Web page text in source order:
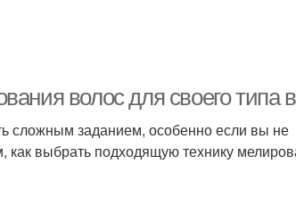
волос для своего типа
сложным заданием, особенно если вы не
как выбрать подходящую технику